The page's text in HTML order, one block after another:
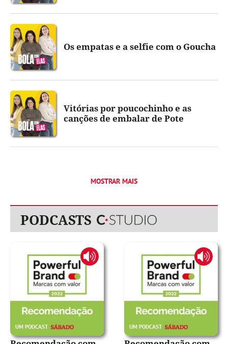
Os empatas e a selfie com o Goucha
Vitórias por poucochinho e as
canções de embalar de Pote
MOSTRAR MAIS
Publicidade
PODCASTS